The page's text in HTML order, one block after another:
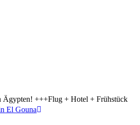
Ägypten! +++Flug + Hotel + Frühstück
El Gouna